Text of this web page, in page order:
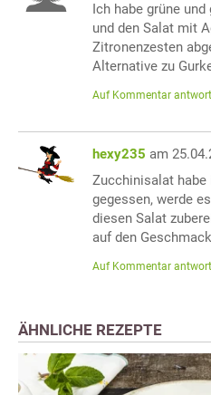
Ich habe grüne
und den Salat mit
Zitronenzesten
Alternative zu
Auf Kommentar
hexy235 am
Zucchinisalat
gegessen, werde
diesen Salat
auf den Geschmack
Auf Kommentar
ÄHNLICHE REZEPTE